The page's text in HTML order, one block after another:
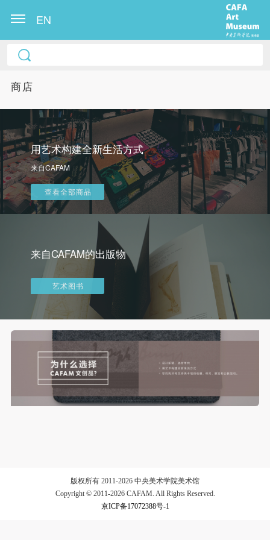
EN
商店
用艺术构建全新生活方式
来自CAFAM
查看全部商品
来自CAFAM的出版物
艺术图书
版权所有 2011-2026 中央美术学院美术馆
Copyright © 2011-2026 CAFAM. All Rights Reserved.
京ICP备17072388号-1
快捷登录 帐号密码登录
手机号码将作为您的登录账号
登录
可使用雅昌艺术网会员账户登录